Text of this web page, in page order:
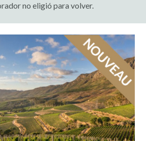
no eligió para volver.